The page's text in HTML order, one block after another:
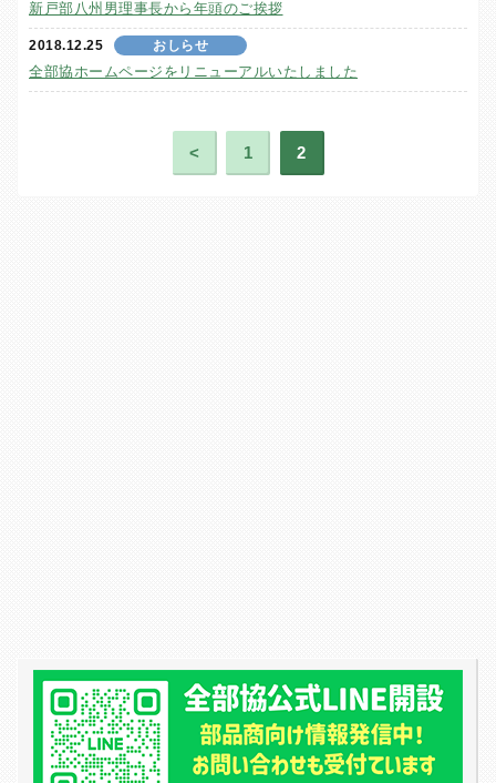
新戸部八州男理事長から年頭のご挨拶
2018.12.25 おしらせ
全部協ホームページをリニューアルいたしました
< 1 2